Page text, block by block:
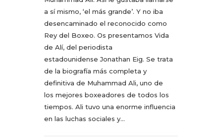
a sí mismo, ‘el más grande’. Y no iba
desencaminado el reconocido como
Rey del Boxeo. Os presentamos Vida
de Alí, del periodista
estadounidense Jonathan Eig. Se trata
de la biografía más completa y
definitiva de Muhammad Ali, uno de
los mejores boxeadores de todos los
tiempos. Ali tuvo una enorme influencia
en las luchas sociales y…